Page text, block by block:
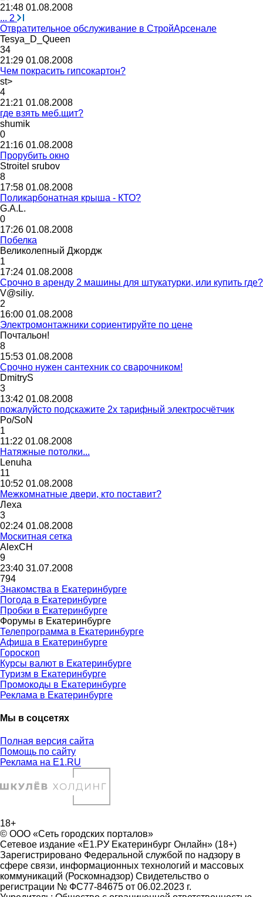
21:48 01.08.2008
... 2
Отвратительное обслуживание в СтройАрсенале
Tesya_D_Queen
34
21:29 01.08.2008
Чем покрасить гипсокартон?
st>
4
21:21 01.08.2008
где взять меб.щит?
shumik
0
21:16 01.08.2008
Прорубить окно
Stroitel srubov
8
17:58 01.08.2008
Поликарбонатная крыша - КТО?
G.A.L.
0
17:26 01.08.2008
Побелка
Великолепный Джордж
1
17:24 01.08.2008
Срочно в аренду 2 машины для штукатурки, или купить где?
V@siliy.
2
16:00 01.08.2008
Электромонтажники сориентируйте по цене
Почтальон!
8
15:53 01.08.2008
Срочно нужен сантехник со сварочником!
DmitryS
3
13:42 01.08.2008
пожалуйсто подскажите 2х тарифный электросчётчик
Po/SoN
1
11:22 01.08.2008
Натяжные потолки...
Lenuha
11
10:52 01.08.2008
Межкомнатные двери, кто поставит?
Лехa
3
02:24 01.08.2008
Москитная сетка
AlexCH
9
23:40 31.07.2008
794
Знакомства в Екатеринбурге
Погода в Екатеринбурге
Пробки в Екатеринбурге
Форумы в Екатеринбурге
Телепрограмма в Екатеринбурге
Афиша в Екатеринбурге
Гороскоп
Курсы валют в Екатеринбурге
Туризм в Екатеринбурге
Промокоды в Екатеринбурге
Реклама в Екатеринбурге
Мы в соцсетях
Полная версия сайта
Помощь по сайту
Реклама на E1.RU
18+
© ООО «Сеть городских порталов»
Сетевое издание «Е1.РУ Екатеринбург Онлайн» (18+)
Зарегистрировано Федеральной службой по надзору в
сфере связи, информационных технологий и массовых
коммуникаций (Роскомнадзор) Свидетельство о
регистрации № ФС77-84675 от 06.02.2023 г.